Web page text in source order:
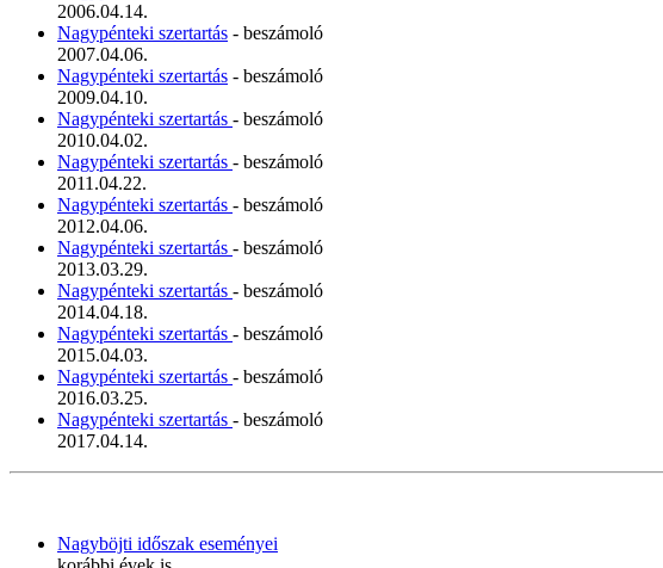
2006.04.14.
Nagypénteki szertartás - beszámoló
2007.04.06.
Nagypénteki szertartás - beszámoló
2009.04.10.
Nagypénteki szertartás - beszámoló
2010.04.02.
Nagypénteki szertartás - beszámoló
2011.04.22.
Nagypénteki szertartás - beszámoló
2012.04.06.
Nagypénteki szertartás - beszámoló
2013.03.29.
Nagypénteki szertartás - beszámoló
2014.04.18.
Nagypénteki szertartás - beszámoló
2015.04.03.
Nagypénteki szertartás - beszámoló
2016.03.25.
Nagypénteki szertartás - beszámoló
2017.04.14.
Nagyböjti időszak eseményei